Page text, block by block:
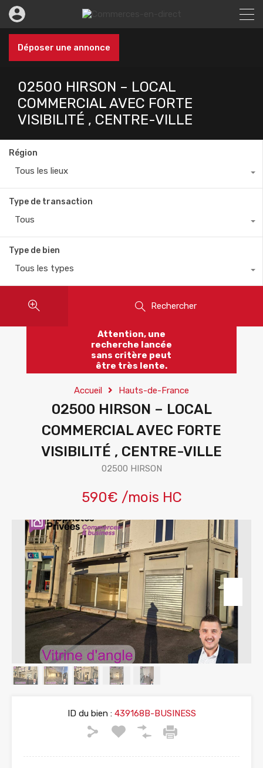
Déposer une annonce
02500 HIRSON – LOCAL
COMMERCIAL AVEC FORTE
VISIBILITÉ , CENTRE-VILLE
Région
Tous les lieux
Type de transaction
Tous
Type de bien
Tous les types
Rechercher
Attention, une
recherche lancée
sans critère peut
être très lente.
Accueil Hauts-de-France
02500 HIRSON – LOCAL
COMMERCIAL AVEC FORTE
VISIBILITÉ , CENTRE-VILLE
02500 HIRSON
590€ /mois HC
ID du bien :439168B-BUSINESS